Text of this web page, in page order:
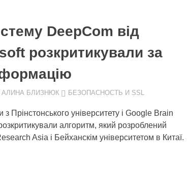
DeepCom від
розкритикували за
АЛИНА БЛИЗНЮК БЕЗОПАСНОСТЬ И SSL
з Прінстонського університету і Google Brain
алгоритм, який розроблений
Asia і Бейханскім університетом в Китаї.